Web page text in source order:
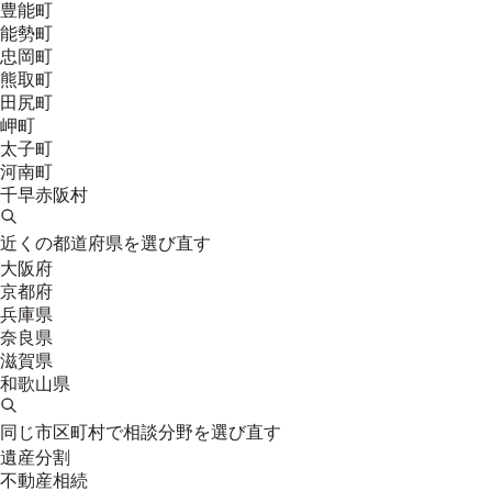
豊能町
能勢町
忠岡町
熊取町
田尻町
岬町
太子町
河南町
千早赤阪村
近くの都道府県を選び直す
大阪府
京都府
兵庫県
奈良県
滋賀県
和歌山県
同じ市区町村で相談分野を選び直す
遺産分割
不動産相続